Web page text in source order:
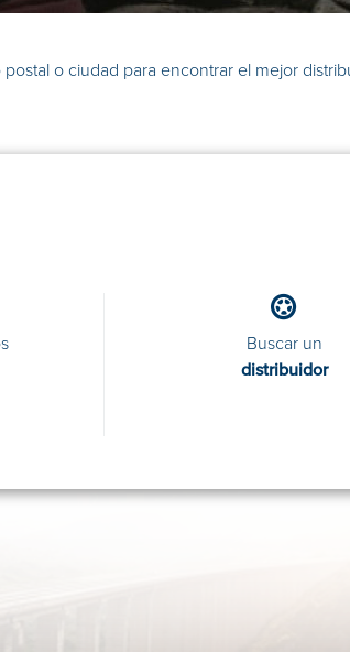
o ciudad para encontrar el mejor
Buscar un
distribuidor